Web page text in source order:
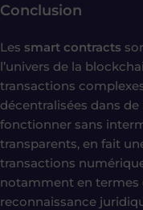
Conclusion
Les smart contracts
l’univers de la
transactions
décentralisées dans
fonctionner sans
transparents, en fait
transactions
notamment en termes
reconnaissance